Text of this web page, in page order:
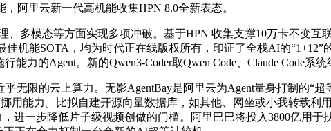
阿里云新一代高机能收集HPN 8.0全新表态。
多模态等方面实现多项冲破。基于HPN 收集支撑10万卡不变互
机能SOTA，均为时代正在线版权所有，印证了全栈AI的
力的Agent。新的Qwen3-Coder取Qwen Code、Claude Code系统
无限的云上算力。无影AgentBay是阿里云为Agent量身打制的“
用能力。比拟自建开源向量数据库，如其他、网坐或小我转载利
进一步降低片子级视频创做的门槛。阿里巴巴将投入3800亿用